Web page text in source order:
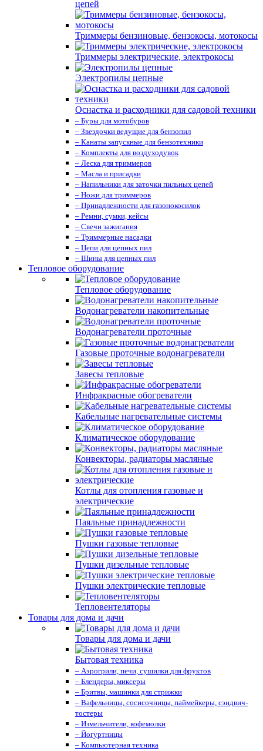
цепей
Триммеры бензиновые, бензокосы, мотокосы
Триммеры электрические, электрокосы
Электропилы цепные
Оснастка и расходники для садовой техники
– Буры для мотобуров
– Звездочки ведущие для бензопил
– Канаты запускные для бензотехники
– Комплекты для воздуходувок
– Леска для триммеров
– Масла и присадки
– Напильники для заточки пильных цепей
– Ножи для триммеров
– Принадлежности для газонокосилок
– Ремни, сумки, кейсы
– Свечи зажигания
– Триммерные насадки
– Цепи для цепных пил
– Шины для цепных пил
Тепловое оборудование
Тепловое оборудование
Водонагреватели накопительные
Водонагреватели проточные
Газовые проточные водонагреватели
Завесы тепловые
Инфракрасные обогреватели
Кабельные нагревательные системы
Климатическое оборудование
Конвекторы, радиаторы масляные
Котлы для отопления газовые и
электрические
Паяльные принадлежности
Пушки газовые тепловые
Пушки дизельные тепловые
Пушки электрические тепловые
Тепловентеляторы
Товары для дома и дачи
Товары для дома и дачи
Бытовая техника
– Аэрогрили, печи, сушилки для фруктов
– Блендеры, миксеры
– Бритвы, машинки для стрижки
– Вафельницы, сосисочницы, паймейкеры, сэндвич-
тостеры
– Измельчители, кофемолки
– Йогуртницы
– Компьютерная техника